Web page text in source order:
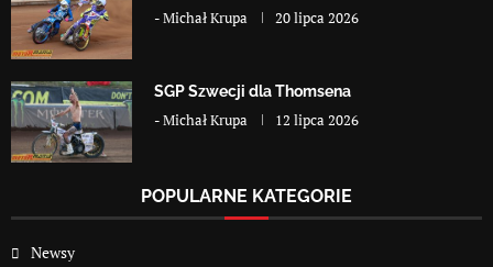
-Michał Krupa 20 lipca 2026
SGP Szwecji dla Thomsena
-Michał Krupa 12 lipca 2026
POPULARNE KATEGORIE
Newsy